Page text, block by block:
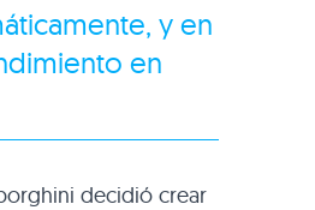
y en
en
decidió crear